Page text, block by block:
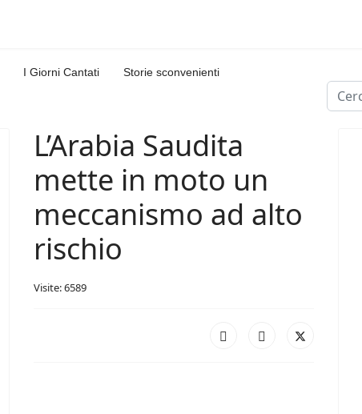
I Giorni Cantati Storie sconvenienti
Cerca
L’Arabia Saudita
mette in moto un
meccanismo ad alto
rischio
Visite: 6589